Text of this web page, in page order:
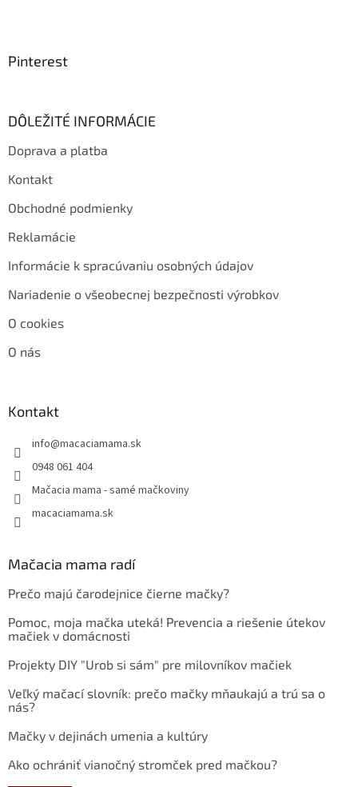
Pinterest
DÔLEŽITÉ INFORMÁCIE
Doprava a platba
Kontakt
Obchodné podmienky
Reklamácie
Informácie k spracúvaniu osobných údajov
Nariadenie o všeobecnej bezpečnosti výrobkov
O cookies
O nás
Kontakt
info@macaciamama.sk
0948 061 404
Mačacia mama - samé mačkoviny
macaciamama.sk
Mačacia mama radí
Prečo majú čarodejnice čierne mačky?
Pomoc, moja mačka uteká! Prevencia a riešenie útekov
mačiek v domácnosti
Projekty DIY "Urob si sám" pre milovníkov mačiek
Veľký mačací slovník: prečo mačky mňaukajú a trú sa o
nás?
Mačky v dejinách umenia a kultúry
Ako ochrániť vianočný stromček pred mačkou?